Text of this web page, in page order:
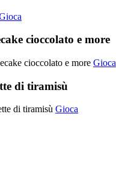
cioccolato e more
Gioca
di tiramisù
Gioca